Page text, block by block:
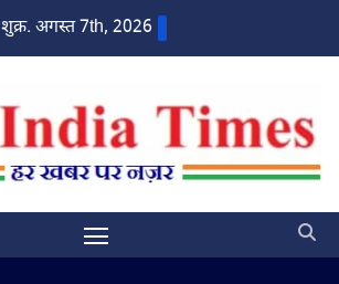
शुक्र. अगस्त 7th, 2026